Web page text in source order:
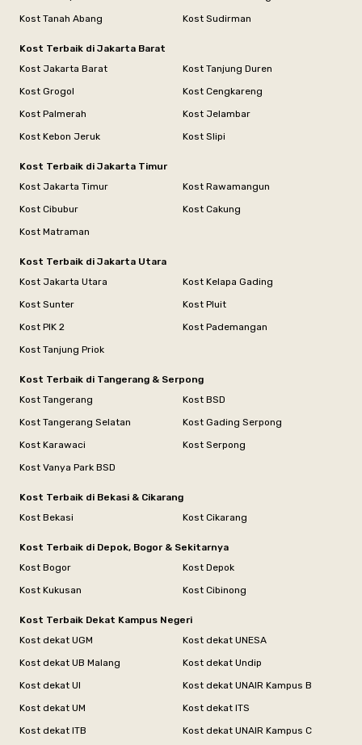
Kost Tanah Abang
Kost Sudirman
Kost Terbaik di Jakarta Barat
Kost Jakarta Barat
Kost Tanjung Duren
Kost Grogol
Kost Cengkareng
Kost Palmerah
Kost Jelambar
Kost Kebon Jeruk
Kost Slipi
Kost Terbaik di Jakarta Timur
Kost Jakarta Timur
Kost Rawamangun
Kost Cibubur
Kost Cakung
Kost Matraman
Kost Terbaik di Jakarta Utara
Kost Jakarta Utara
Kost Kelapa Gading
Kost Sunter
Kost Pluit
Kost PIK 2
Kost Pademangan
Kost Tanjung Priok
Kost Terbaik di Tangerang & Serpong
Kost Tangerang
Kost BSD
Kost Tangerang Selatan
Kost Gading Serpong
Kost Karawaci
Kost Serpong
Kost Vanya Park BSD
Kost Terbaik di Bekasi & Cikarang
Kost Bekasi
Kost Cikarang
Kost Terbaik di Depok, Bogor & Sekitarnya
Kost Bogor
Kost Depok
Kost Kukusan
Kost Cibinong
Kost Terbaik Dekat Kampus Negeri
Kost dekat UGM
Kost dekat UNESA
Kost dekat UB Malang
Kost dekat Undip
Kost dekat UI
Kost dekat UNAIR Kampus B
Kost dekat UM
Kost dekat ITS
Kost dekat ITB
Kost dekat UNAIR Kampus C